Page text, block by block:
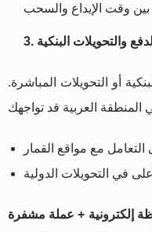
والتحويلات البنكية
أو التحويلات المباشرة.
إلكترونية + عملة مشفرة